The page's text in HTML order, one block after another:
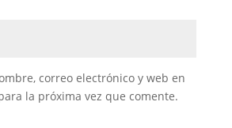
correo electrónico y web en
la próxima vez que comente.